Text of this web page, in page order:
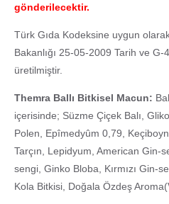
gönderilecektir.
Türk Gıda Kodeksine uygun
Bakanlığı 25-05-2009 Tarih ve
üretilmiştir.
Themra Ballı Bitkisel Macun:
içerisinde; Süzme Çiçek Balı,
Polen, Epîmedyûm 0,79,
Tarçın, Lepidyum, American Gin-
sengi, Ginko Bloba, Kırmızı Gin-
Kola Bitkisi, Doğala Özdeş